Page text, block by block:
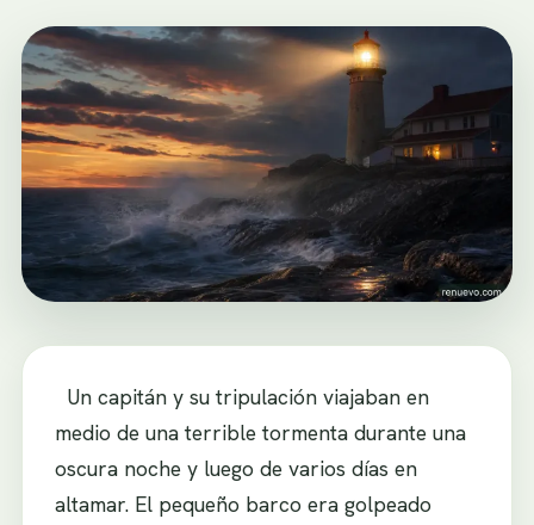
Un capitán y su tripulación viajaban en
medio de una terrible tormenta durante una
oscura noche y luego de varios días en
altamar. El pequeño barco era golpeado